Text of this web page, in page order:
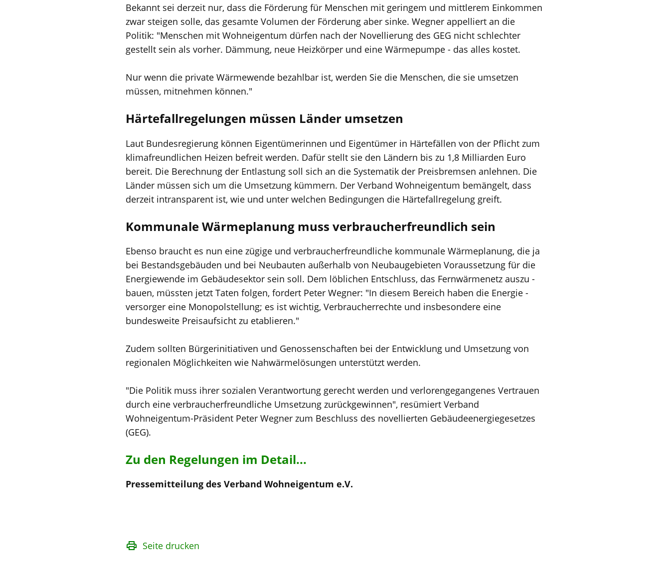
Bekannt sei derzeit nur, dass die Förderung für Menschen mit geringem und mittlerem Einkommen
zwar steigen solle, das gesamte Volumen der Förderung aber sinke. Wegner appelliert an die
Politik: "Menschen mit Wohneigentum dürfen nach der Novellierung des GEG nicht schlechter
gestellt sein als vorher. Dämmung, neue Heizkörper und eine Wärmepumpe - das alles kostet.
Nur wenn die private Wärmewende bezahlbar ist, werden Sie die Menschen, die sie umsetzen
müssen, mitnehmen können."
Härtefallregelungen müssen Länder umsetzen
Laut Bundesregierung können Eigentümerinnen und Eigentümer in Härtefällen von der Pflicht zum
klimafreundlichen Heizen befreit werden. Dafür stellt sie den Ländern bis zu 1,8 Milliarden Euro
bereit. Die Berechnung der Entlastung soll sich an die Systematik der Preisbremsen anlehnen. Die
Länder müssen sich um die Umsetzung kümmern. Der Verband Wohneigentum bemängelt, dass
derzeit intransparent ist, wie und unter welchen Bedingungen die Härtefallregelung greift.
Kommunale Wärmeplanung muss verbraucherfreundlich sein
Ebenso braucht es nun eine zügige und verbraucherfreundliche kommunale Wärmeplanung, die ja
bei Bestandsgebäuden und bei Neubauten außerhalb von Neubaugebieten Voraussetzung für die
Energiewende im Gebäudesektor sein soll. Dem löblichen Entschluss, das Fernwärmenetz auszu -
bauen, müssten jetzt Taten folgen, fordert Peter Wegner: "In diesem Bereich haben die Energie -
versorger eine Monopolstellung; es ist wichtig, Verbraucherrechte und insbesondere eine
bundesweite Preisaufsicht zu etablieren."
Zudem sollten Bürgerinitiativen und Genossenschaften bei der Entwicklung und Umsetzung von
regionalen Möglichkeiten wie Nahwärmelösungen unterstützt werden.
"Die Politik muss ihrer sozialen Verantwortung gerecht werden und verlorengegangenes Vertrauen
durch eine verbraucherfreundliche Umsetzung zurückgewinnen", resümiert Verband
Wohneigentum-Präsident Peter Wegner zum Beschluss des novellierten Gebäudeenergiegesetzes
(GEG).
Zu den Regelungen im Detail...
Pressemitteilung des Verband Wohneigentum e.V.
Seite drucken